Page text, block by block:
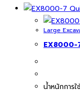
Large
EX8000-
นํ้าหนักการ